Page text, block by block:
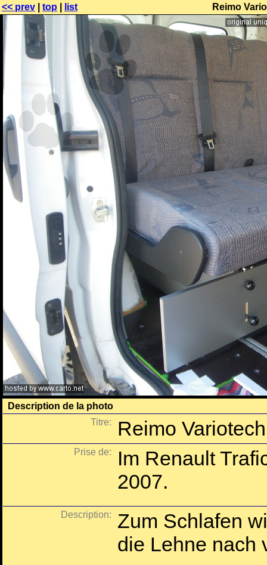
<< prev top list Reimo
Description de la photo
Titre:
Reimo
Prise de:
Im Renault
2007.
Description:
Zum Schlafen
die Lehne nach